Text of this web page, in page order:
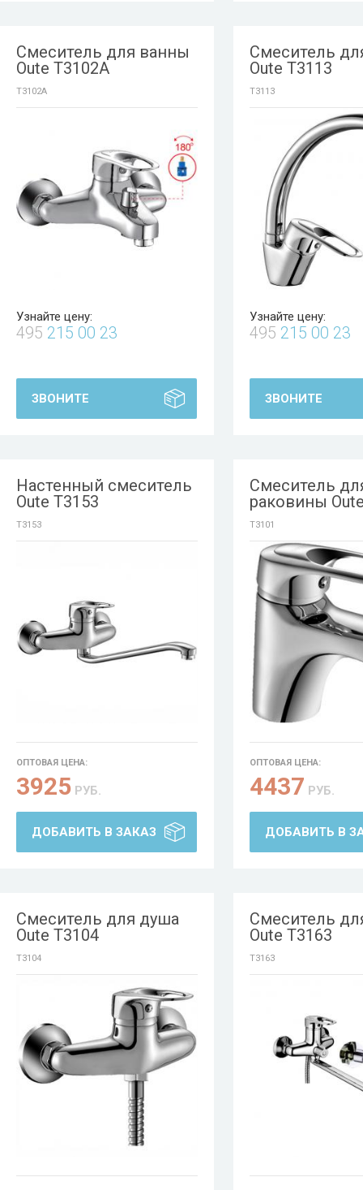
Смеситель для ванны
Oute T3102A
T3102A
Узнайте цену:
495 215 00 23
ЗВОНИТЕ
Смеситель
Oute T3113
T3113
Узнайте цену:
495 215 00 23
ЗВОНИТЕ
Настенный смеситель
Oute T3153
T3153
ОПТОВАЯ ЦЕНА:
3925 РУБ.
ДОБАВИТЬ В ЗАКАЗ
Смеситель
раковины
T3101
ОПТОВАЯ ЦЕНА:
4437 РУБ.
ДОБАВИТЬ В
Смеситель для душа
Oute T3104
T3104
Смеситель
Oute T3163
T3163